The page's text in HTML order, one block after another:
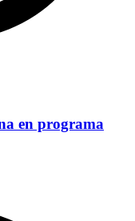
en programa